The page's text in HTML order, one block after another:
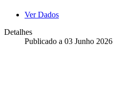
Ver Dados
Detalhes
Publicado a 03 Junho 2026